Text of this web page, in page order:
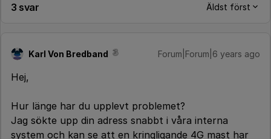
3 svar Äldst först
Karl Von Bredband Forum|Forum|6 years ago
Hej,
Hur länge har du upplevt problemet?
Jag sökte upp din adress snabbt i våra interna
system och kan se att en kringligande 4G mast har